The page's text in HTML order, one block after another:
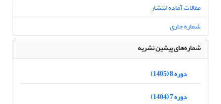
مقالات آماده انتشار
شماره جاری
شماره‌های پیشین نشریه
دوره 8 (1405)
دوره 7 (1404)